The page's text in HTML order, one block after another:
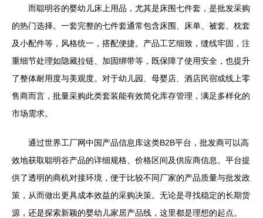
而聪明谷的婴幼儿床上用品，尤其是床围七件套，是批发采购
的热门选择。一套完整的七件套通常包含床围、床单、被套、枕套
及小配件等，风格统一，搭配便捷。产品工艺细致，缝线牢固，注
重细节处理如隐藏拉链、加固绑带等，既保障了使用安全，也提升
了整体耐用度与美观度。对于幼儿园、母婴店、酒店民宿或线上零
售商而言，批量采购此类套装能有效简化库存管理，满足多样化的
市场需求。
通过世界工厂网中国产品信息库这类B2B平台，批发商可以高
效地获取聪明谷产品的详细规格、价格区间及供应商信息。平台提
供了透明的商机对接环境，便于比较不同厂家的产品质量与批发政
策，从而做出更具成本效益的采购决策。无论是寻找稳定的长期货
源，还是探索新颖的婴幼儿家居产品线，这里都是理想的起点。